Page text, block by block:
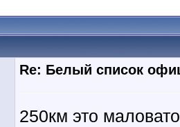
Re: Белый список
250км это